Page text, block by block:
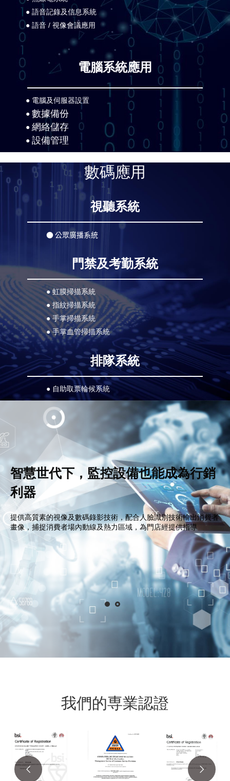
● 語音記錄及信息系統
● 語音 / 視像會議應用
電腦系統應用
● 電腦及伺服器設置
● 數據備份
● 網絡儲存
● 設備管理
數碼應用
視聽系統
● 公眾廣播系統
門禁及考勤系統
●虹膜掃描系統
● 指紋掃描系統
● 手掌掃描系統
● 手掌血管掃描系統
排隊系統
● 自助取票輪候系統
智慧世代下，監控設備也能成為行銷
利器
提供高質素的視像及數碼錄影技術，配合人臉識別技術輸出消費者
畫像，捕捉消費者場內動線及熱力區域，為門店經提供指導
網絡是智慧轉型的基礎
我們為您打造高度整合有線網絡和高速、高密度的 Wi-Fi，讓您傳
輸暢通阻無界限
我們的専業認證